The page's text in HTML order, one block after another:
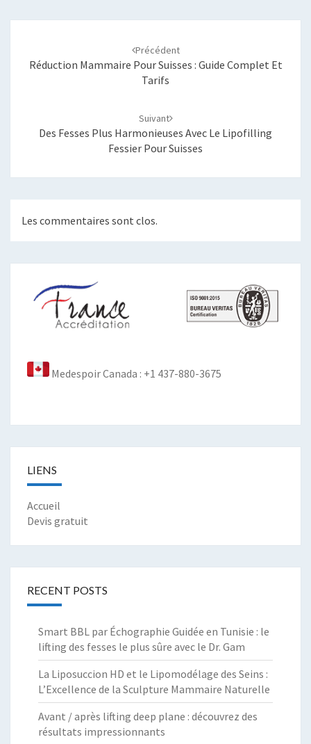
Précédent
Réduction Mammaire Pour Suisses : Guide Complet Et
Tarifs
Suivant
Des Fesses Plus Harmonieuses Avec Le Lipofilling
Fessier Pour Suisses
Les commentaires sont clos.
Medespoir Canada : +1 437-880-3675
LIENS
Accueil
Devis gratuit
RECENT POSTS
Smart BBL par Échographie Guidée en Tunisie : le
lifting des fesses le plus sûre avec le Dr. Gam
La Liposuccion HD et le Lipomodélage des Seins :
L’Excellence de la Sculpture Mammaire Naturelle
Avant / après lifting deep plane : découvrez des
résultats impressionnants